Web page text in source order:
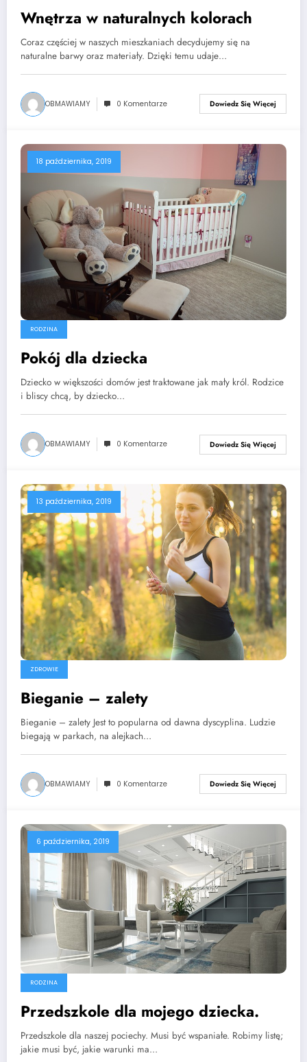
Wnętrza w naturalnych kolorach
Coraz częściej w naszych mieszkaniach decydujemy się na
naturalne barwy oraz materiały. Dzięki temu udaje…
OBMAWIAMY 0 Komentarze Dowiedz Się Więcej
18 października, 2019
RODZINA
Pokój dla dziecka
Dziecko w większości domów jest traktowane jak mały król. Rodzice
i bliscy chcą, by dziecko…
OBMAWIAMY 0 Komentarze Dowiedz Się Więcej
13 października, 2019
ZDROWIE
Bieganie – zalety
Bieganie – zalety Jest to popularna od dawna dyscyplina. Ludzie
biegają w parkach, na alejkach…
OBMAWIAMY 0 Komentarze Dowiedz Się Więcej
6 października, 2019
RODZINA
Przedszkole dla mojego dziecka.
Przedszkole dla naszej pociechy. Musi być wspaniałe. Robimy listę;
jakie musi być, jakie warunki ma…